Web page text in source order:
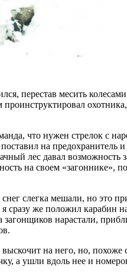
перестав месить
что нужен стрелок с
на
лес давал
на своем «загоннике»,
слегка мешали, но это
сразу же положил карабин
загонщиков нарастали,
на него, но,
а ушли вдоль нее и